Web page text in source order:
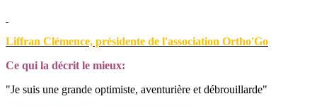
Liffran Clémence, présidente de l'association Ortho'Go
Ce qui la décrit le mieux:
"Je suis une grande optimiste, aventurière et débrouillarde"